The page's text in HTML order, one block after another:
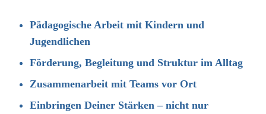
Pädagogische Arbeit mit Kindern und
Jugendlichen
Förderung, Begleitung und Struktur im Alltag
Zusammenarbeit mit Teams vor Ort
Einbringen Deiner Stärken – nicht nur